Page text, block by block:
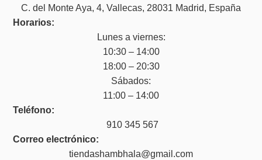
C. del Monte Aya, 4, Vallecas, 28031 Madrid, España
Horarios:
Lunes a viernes:
10:30 – 14:00
18:00 – 20:30
Sábados:
11:00 – 14:00
Teléfono:
910 345 567
Correo electrónico:
tiendashambhala@gmail.com